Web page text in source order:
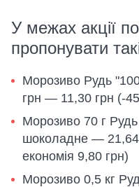
У межах акції
пропонувати
Морозиво Рудь
грн — 11,30 грн (-
Морозиво 70 г
шоколадне —
економія 9,80 грн)
Морозиво 0,5 кг